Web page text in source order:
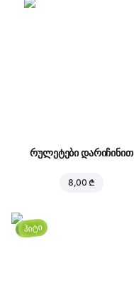
რულეტები დარიჩინით
8,00 ₾
ჰიტი